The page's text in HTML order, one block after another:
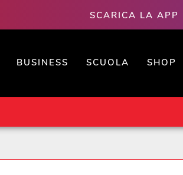
SCARICA LA APP
BUSINESS SCUOLA SHOP